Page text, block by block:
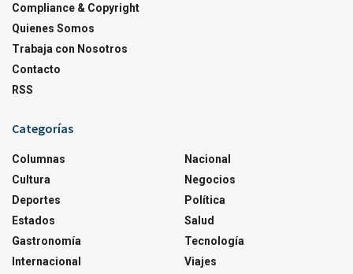
Compliance & Copyright
Quienes Somos
Trabaja con Nosotros
Contacto
RSS
Categorías
Columnas
Cultura
Deportes
Estados
Gastronomía
Internacional
Nacional
Negocios
Política
Salud
Tecnología
Viajes